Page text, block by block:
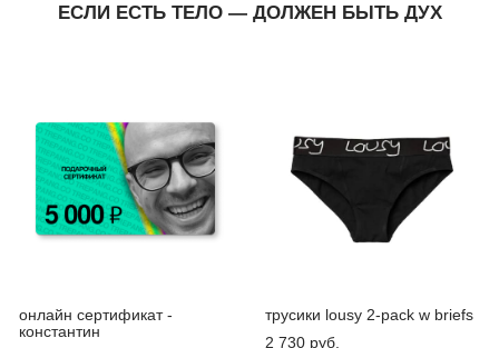
ЕСЛИ ЕСТЬ ТЕЛО — ДОЛЖЕН БЫТЬ ДУХ
онлайн сертификат -
константин
трусики lousy 2-pack w briefs
2 730 pуб.